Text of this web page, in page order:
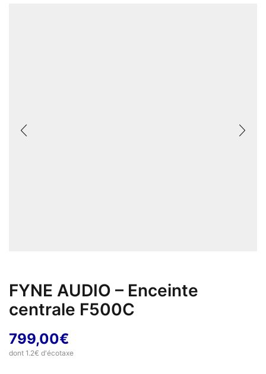
FYNE AUDIO – Enceinte
centrale F500C
799,00€
dont 1.2€ d'écotaxe